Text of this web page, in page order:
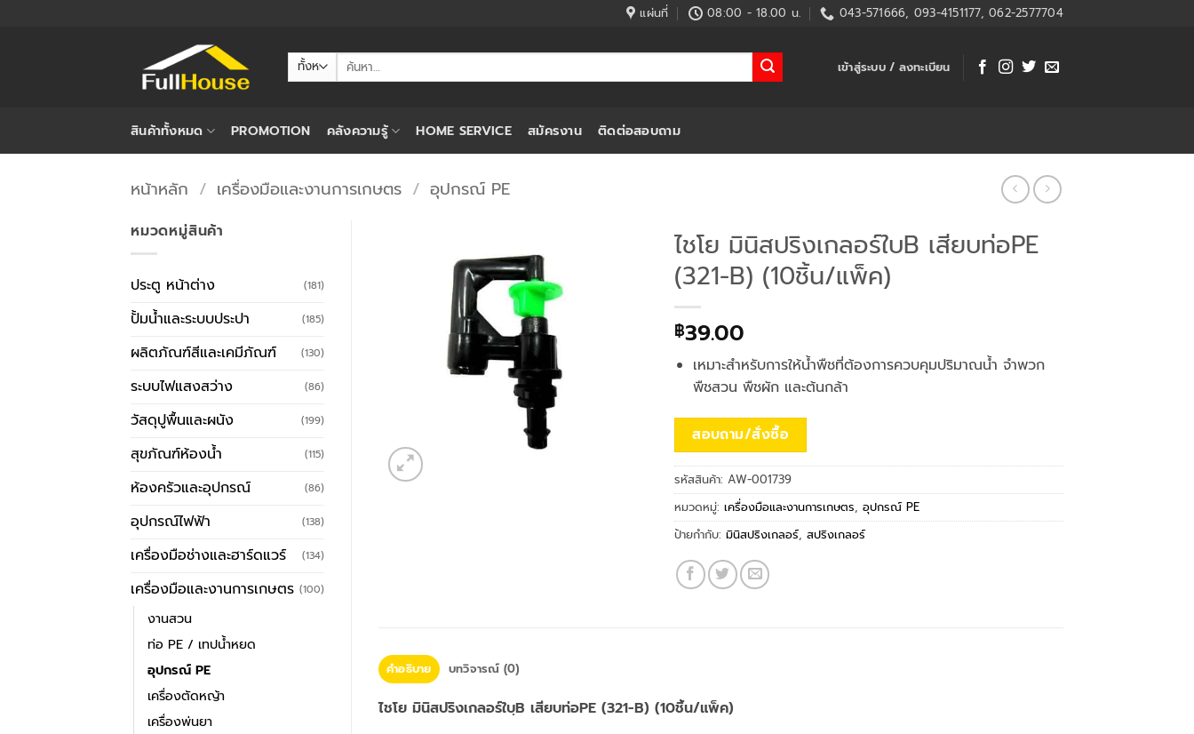
แผ่นที่ 08:00 - 18.00 น. 043-571666, 093-4151177, 062-2577704
ค้นหา: เข้าสู่ระบบ / ลงทะเบียน
สินค้าทั้งหมด PROMOTION คลังความรู้ HOME SERVICE สมัครงาน ติดต่อสอบถาม
หน้าหลัก / เครื่องมือและงานการเกษตร / อุปกรณ์ PE
หมวดหมู่สินค้า
ประตู หน้าต่าง (181)
ปั้มน้ำและระบบประปา (185)
ผลิตภัณฑ์สีและเคมีภัณฑ์ (130)
ระบบไฟแสงสว่าง (86)
วัสดุปูพื้นและผนัง (199)
สุขภัณฑ์ห้องน้ำ (115)
ห้องครัวและอุปกรณ์ (86)
อุปกรณ์ไฟฟ้า (138)
เครื่องมือช่างและฮาร์ดแวร์ (134)
เครื่องมือและงานการเกษตร (100)
งานสวน
ท่อ PE / เทปน้ำหยด
อุปกรณ์ PE
เครื่องตัดหญ้า
เครื่องพ่นยา
ไชโย มินิสปริงเกลอร์ใบB เสียบท่อPE
(321-B) (10ชิ้น/แพ็ค)
฿39.00
เหมาะสำหรับการให้น้ำพืชที่ต้องการควบคุมปริมาณน้ำ จำพวก
พืชสวน พืชผัก และต้นกล้า
สอบถาม/สั่งซื้อ
รหัสสินค้า:AW-001739
หมวดหมู่:เครื่องมือและงานการเกษตร,อุปกรณ์ PE
ป้ายกำกับ:มินิสปริงเกลอร์,สปริงเกลอร์
คำอธิบาย บทวิจารณ์ (0)
ไชโย มินิสปริงเกลอร์ใบฺB เสียบท่อPE (321-B) (10ชิ้น/แพ็ค)